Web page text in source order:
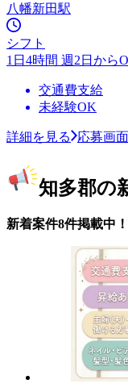
八幡新田駅
シフト
1日4時間 週2日から
交通費支給
未経験OK
詳細を見る 応募画
知多郡の
新着案件8件掲載中！